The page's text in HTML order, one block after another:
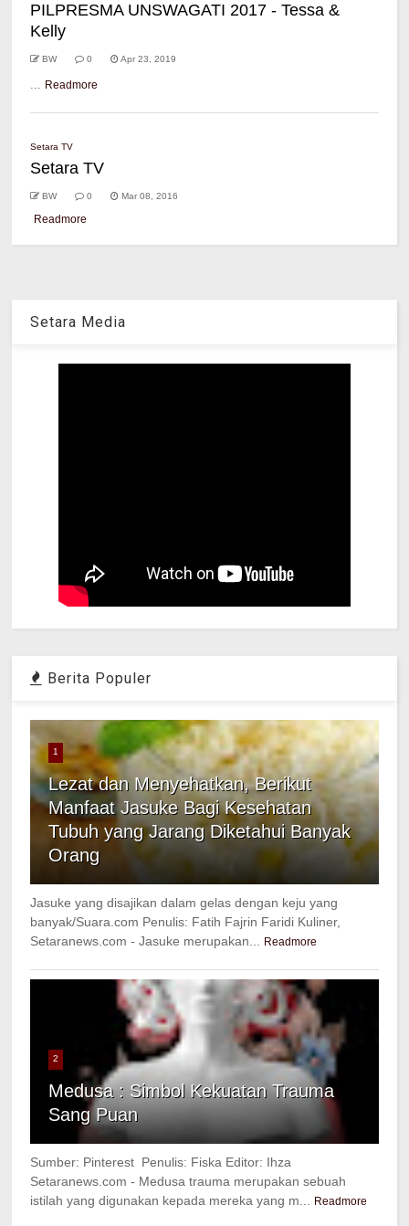
PILPRESMA UNSWAGATI 2017 - Tessa &
Kelly
BW 0 Apr 23, 2019
... Readmore
Setara TV
Setara TV
BW 0 Mar 08, 2016
Readmore
Setara Media
Berita Populer
1
Lezat dan Menyehatkan, Berikut
Manfaat Jasuke Bagi Kesehatan
Tubuh yang Jarang Diketahui Banyak
Orang
Jasuke yang disajikan dalam gelas dengan keju yang
banyak/Suara.com Penulis: Fatih Fajrin Faridi Kuliner,
Setaranews.com - Jasuke merupakan...
Readmore
2
Medusa : Simbol Kekuatan Trauma
Sang Puan
Sumber: Pinterest Penulis: Fiska Editor: Ihza
Setaranews.com - Medusa trauma merupakan sebuah
istilah yang digunakan kepada mereka yang m...
Readmore